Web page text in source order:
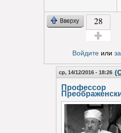
Вверху 28
Войдитеили
ср, 14/12/2016 - 18:26
Профессор